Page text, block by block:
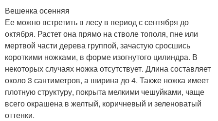
Вешенка осенняя
Ее можно встретить в лесу в период с сентября до
октября. Растет она прямо на стволе тополя, пне или
мертвой части дерева группой, зачастую сросшись
короткими ножками, в форме изогнутого цилиндра. В
некоторых случаях ножка отсутствует. Длина составляет
около 3 сантиметров, а ширина до 4. Также ножка имеет
плотную структуру, покрыта мелкими чешуйками, чаще
всего окрашена в желтый, коричневый и зеленоватый
оттенки.